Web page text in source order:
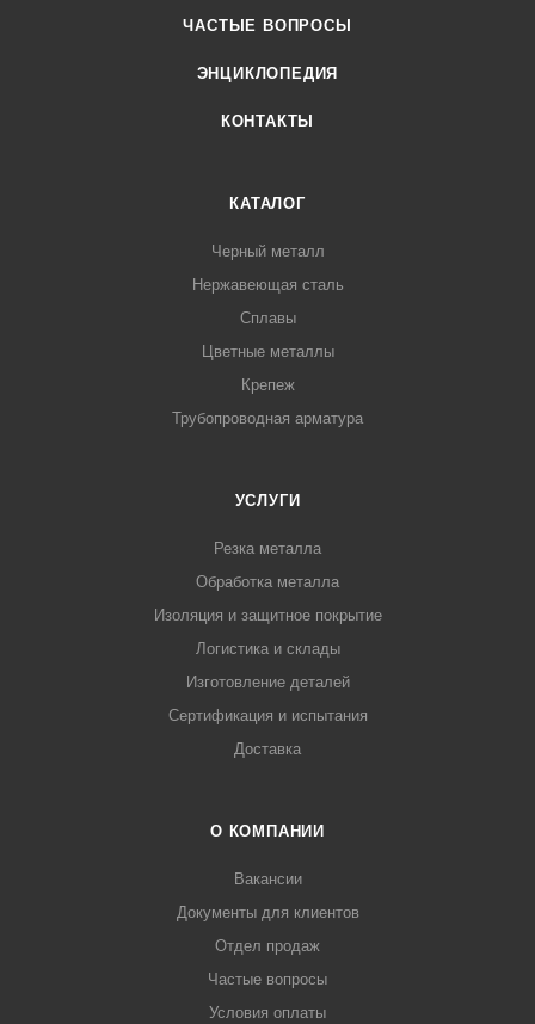
ЧАСТЫЕ ВОПРОСЫ
ЭНЦИКЛОПЕДИЯ
КОНТАКТЫ
КАТАЛОГ
Черный металл
Нержавеющая сталь
Сплавы
Цветные металлы
Крепеж
Трубопроводная арматура
УСЛУГИ
Резка металла
Обработка металла
Изоляция и защитное покрытие
Логистика и склады
Изготовление деталей
Сертификация и испытания
Доставка
О КОМПАНИИ
Вакансии
Документы для клиентов
Отдел продаж
Частые вопросы
Условия оплаты